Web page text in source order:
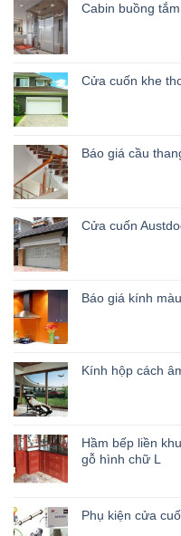
Cabin buồng
Cửa cuốn khe
Báo giá cầu
Cửa cuốn
Báo giá kính
Kính hộp cách
Hầm bếp liền
gỗ hình chữ L
Phụ kiện cửa